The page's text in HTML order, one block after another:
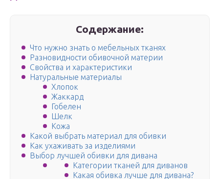
Содержание:
Что нужно знать о мебельных тканях
Разновидности обивочной материи
Свойства и характеристики
Натуральные материалы
Хлопок
Жаккард
Гобелен
Шелк
Кожа
Какой выбрать материал для обивки
Как ухаживать за изделиями
Выбор лучшей обивки для дивана
Категории тканей для диванов
Какая обивка лучше для дивана?